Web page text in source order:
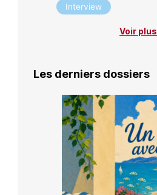
Interview
Voir plus
Les derniers dossiers